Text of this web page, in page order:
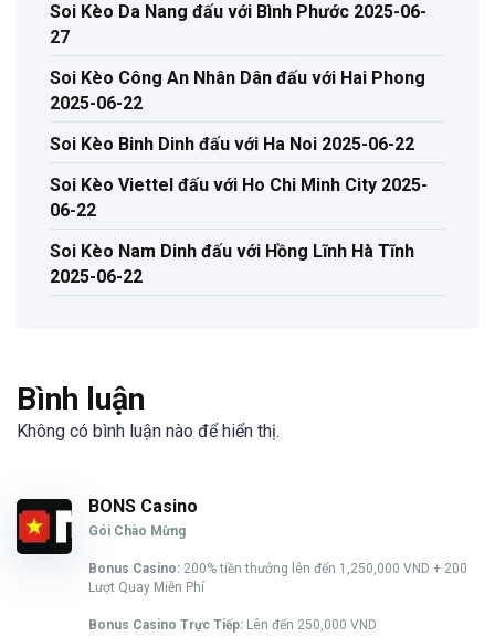
Soi Kèo Da Nang đấu với Bình Phước 2025-06-
27
Soi Kèo Công An Nhân Dân đấu với Hai Phong
2025-06-22
Soi Kèo Binh Dinh đấu với Ha Noi 2025-06-22
Soi Kèo Viettel đấu với Ho Chi Minh City 2025-
06-22
Soi Kèo Nam Dinh đấu với Hồng Lĩnh Hà Tĩnh
2025-06-22
Bình luận
Không có bình luận nào để hiển thị.
BONS Casino
Gói Chào Mừng
Bonus Casino: 200% tiền thưởng lên đến 1,250,000 VND + 200
Lượt Quay Miễn Phí
Bonus Casino Trực Tiếp: Lên đến 250,000 VND